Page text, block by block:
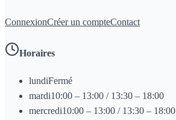
ConnexionCréer un compteContact
Horaires
lundiFermé
mardi10:00 – 13:00 / 13:30 – 18:00
mercredi10:00 – 13:00 / 13:30 – 18:00